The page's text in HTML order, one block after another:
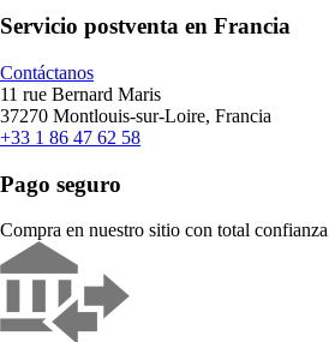
Servicio postventa en Francia
Contáctanos
11 rue Bernard Maris
37270 Montlouis-sur-Loire, Francia
+33 1 86 47 62 58
Pago seguro
Compra en nuestro sitio con total confianza